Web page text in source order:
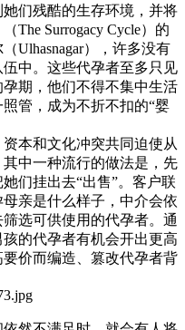
们残酷的生存环境，并将
The Surrogacy Cycle）的
Ulhasnagar），许多没有
中。这些代孕者至多只见
期，他们不得不集中生活
管，成为不折不扣的“婴
本和文化冲突共同迫使从
中一种流行的做法是，先
们挂出去“出售”。客户联
亲是什么样子，中介会依
选可供使用的代孕者。通
的代孕者有机会开出更高
价而编造、篡改代孕者背